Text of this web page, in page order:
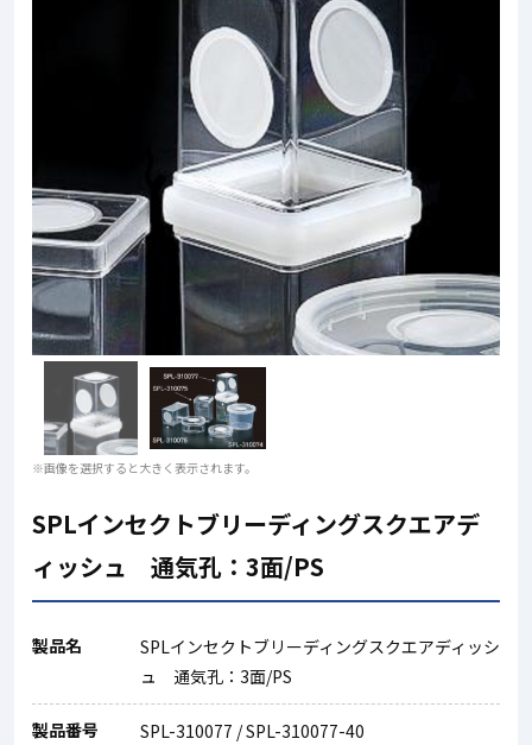
※画像を選択すると大きく表示されます。
SPLインセクトブリーディングスクエアデ
ィッシュ 通気孔：3面/PS
製品名
SPLインセクトブリーディングスクエアディッシ
ュ 通気孔：3面/PS
製品番号 SPL-310077 / SPL-310077-40